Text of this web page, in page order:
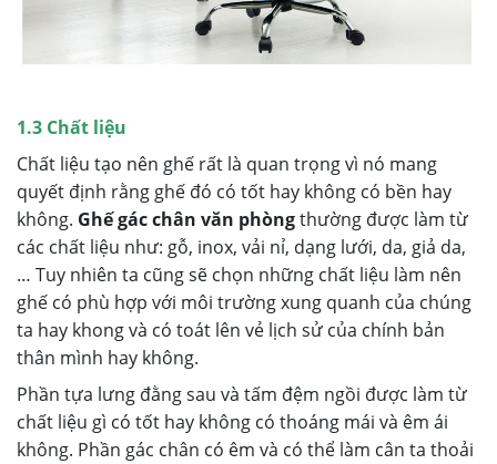
1.3 Chất liệu
Chất liệu tạo nên ghế rất là quan trọng vì nó mang
quyết định rằng ghế đó có tốt hay không có bền hay
không. Ghế gác chân văn phòngthường được làm từ
các chất liệu như: gỗ, inox, vải nỉ, dạng lưới, da, giả da,
… Tuy nhiên ta cũng sẽ chọn những chất liệu làm nên
ghế có phù hợp với môi trường xung quanh của chúng
ta hay khong và có toát lên vẻ lịch sử của chính bản
thân mình hay không.
Phần tựa lưng đằng sau và tấm đệm ngồi được làm từ
chất liệu gì có tốt hay không có thoáng mái và êm ái
không. Phần gác chân có êm và có thể làm cân ta thoải